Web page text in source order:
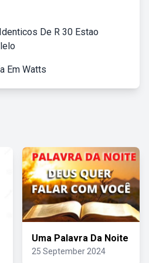
De R 30 Estao
Em Watts
Uma Palavra Da Noite
25 September 2024